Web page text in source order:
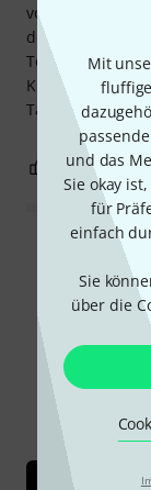
Mit
und das
Sie okay
für
einfach
Sie
über die
vorher eine
definitiv viel
Tochter auf der
Kundenservice
Tage nach der
0